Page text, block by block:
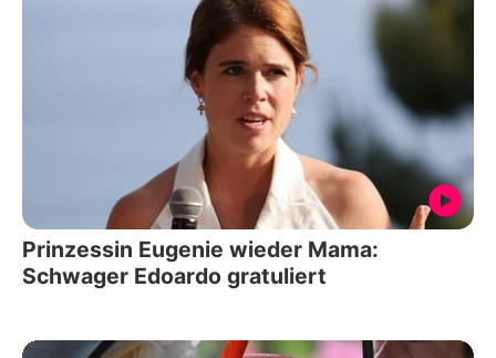
Prinzessin Eugenie wieder Mama:
Schwager Edoardo gratuliert